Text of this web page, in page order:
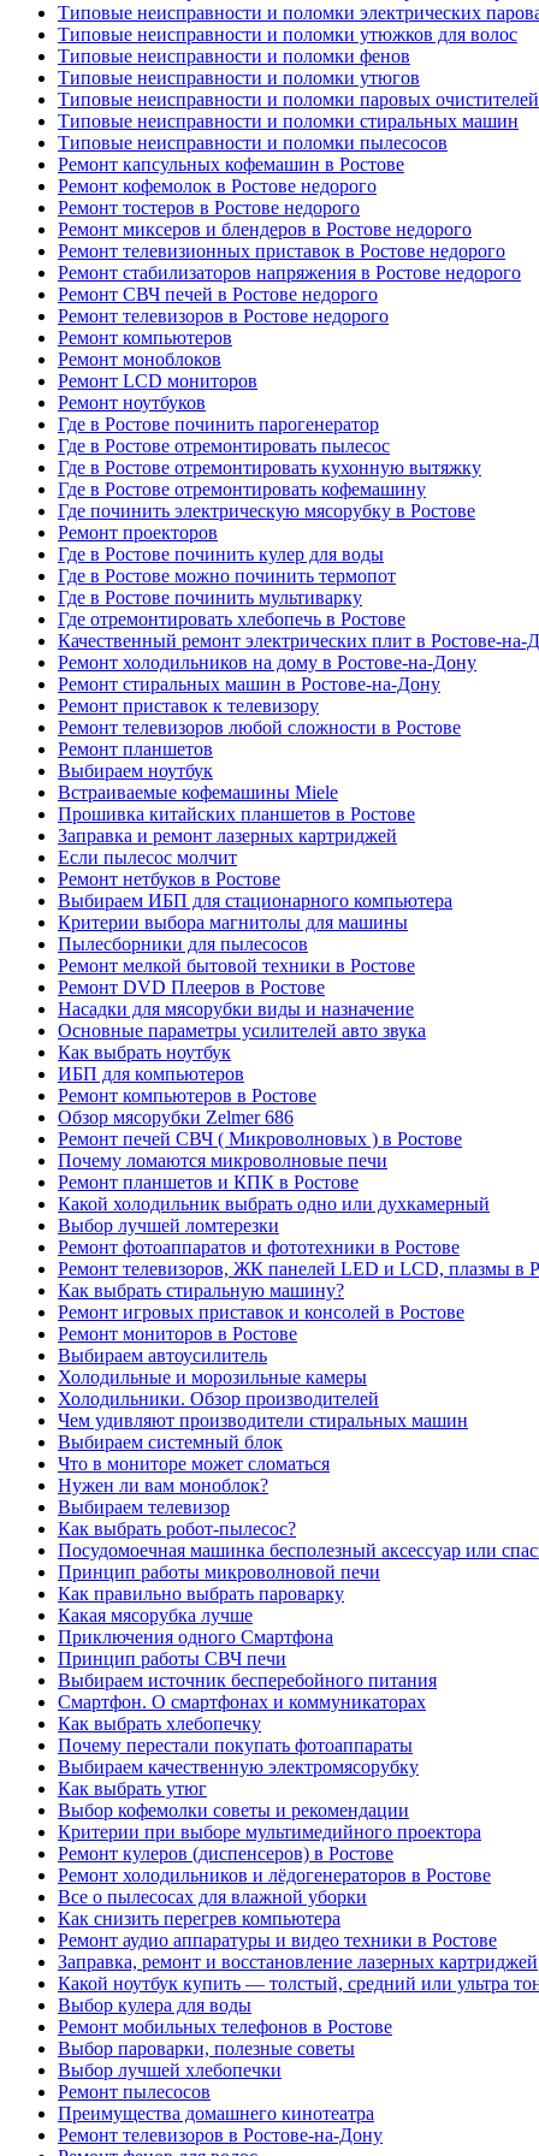
Типовые неисправности и поломки электрических
Типовые неисправности и поломки утюжков для волос
Типовые неисправности и поломки фенов
Типовые неисправности и поломки утюгов
Типовые неисправности и поломки паровых очистителей
Типовые неисправности и поломки стиральных машин
Типовые неисправности и поломки пылесосов
Ремонт капсульных кофемашин в Ростове
Ремонт кофемолок в Ростове недорого
Ремонт тостеров в Ростове недорого
Ремонт миксеров и блендеров в Ростове недорого
Ремонт телевизионных приставок в Ростове недорого
Ремонт стабилизаторов напряжения в Ростове недорого
Ремонт СВЧ печей в Ростове недорого
Ремонт телевизоров в Ростове недорого
Ремонт компьютеров
Ремонт моноблоков
Ремонт LCD мониторов
Ремонт ноутбуков
Где в Ростове починить парогенератор
Где в Ростове отремонтировать пылесос
Где в Ростове отремонтировать кухонную вытяжку
Где в Ростове отремонтировать кофемашину
Где починить электрическую мясорубку в Ростове
Ремонт проекторов
Где в Ростове починить кулер для воды
Где в Ростове можно починить термопот
Где в Ростове починить мультиварку
Где отремонтировать хлебопечь в Ростове
Качественный ремонт электрических плит в Ростове-на-
Ремонт холодильников на дому в Ростове-на-Дону
Ремонт стиральных машин в Ростове-на-Дону
Ремонт приставок к телевизору
Ремонт телевизоров любой сложности в Ростове
Ремонт планшетов
Выбираем ноутбук
Встраиваемые кофемашины Miele
Прошивка китайских планшетов в Ростове
Заправка и ремонт лазерных картриджей
Если пылесос молчит
Ремонт нетбуков в Ростове
Выбираем ИБП для стационарного компьютера
Критерии выбора магнитолы для машины
Пылесборники для пылесосов
Ремонт мелкой бытовой техники в Ростове
Ремонт DVD Плееров в Ростове
Насадки для мясорубки виды и назначение
Основные параметры усилителей авто звука
Как выбрать ноутбук
ИБП для компьютеров
Ремонт компьютеров в Ростове
Обзор мясорубки Zelmer 686
Ремонт печей СВЧ ( Микроволновых ) в Ростове
Почему ломаются микроволновые печи
Ремонт планшетов и КПК в Ростове
Какой холодильник выбрать одно или духкамерный
Выбор лучшей ломтерезки
Ремонт фотоаппаратов и фототехники в Ростове
Ремонт телевизоров, ЖК панелей LED и LCD, плазмы в
Как выбрать стиральную машину?
Ремонт игровых приставок и консолей в Ростове
Ремонт мониторов в Ростове
Выбираем автоусилитель
Холодильные и морозильные камеры
Холодильники. Обзор производителей
Чем удивляют производители стиральных машин
Выбираем системный блок
Что в мониторе может сломаться
Нужен ли вам моноблок?
Выбираем телевизор
Как выбрать робот-пылесос?
Посудомоечная машинка бесполезный аксессуар или
Принцип работы микроволновой печи
Как правильно выбрать пароварку
Какая мясорубка лучше
Приключения одного Смартфона
Принцип работы СВЧ печи
Выбираем источник бесперебойного питания
Смартфон. О смартфонах и коммуникаторах
Как выбрать хлебопечку
Почему перестали покупать фотоаппараты
Выбираем качественную электромясорубку
Как выбрать утюг
Выбор кофемолки советы и рекомендации
Критерии при выборе мультимедийного проектора
Ремонт кулеров (диспенсеров) в Ростове
Ремонт холодильников и лёдогенераторов в Ростове
Все о пылесосах для влажной уборки
Как снизить перегрев компьютера
Ремонт аудио аппаратуры и видео техники в Ростове
Заправка, ремонт и восстановление лазерных картриджей
Какой ноутбук купить — толстый, средний или ультра
Выбор кулера для воды
Ремонт мобильных телефонов в Ростове
Выбор пароварки, полезные советы
Выбор лучшей хлебопечки
Ремонт пылесосов
Преимущества домашнего кинотеатра
Ремонт телевизоров в Ростове-на-Дону